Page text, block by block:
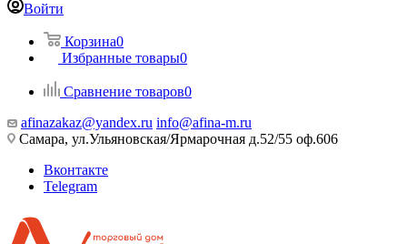
Войти
Корзина0
Избранные товары0
Сравнение товаров0
afinazakaz@yandex.ru info@afina-m.ru
Самара, ул.Ульяновская/Ярмарочная д.52/55 оф.606
Вконтакте
Telegram